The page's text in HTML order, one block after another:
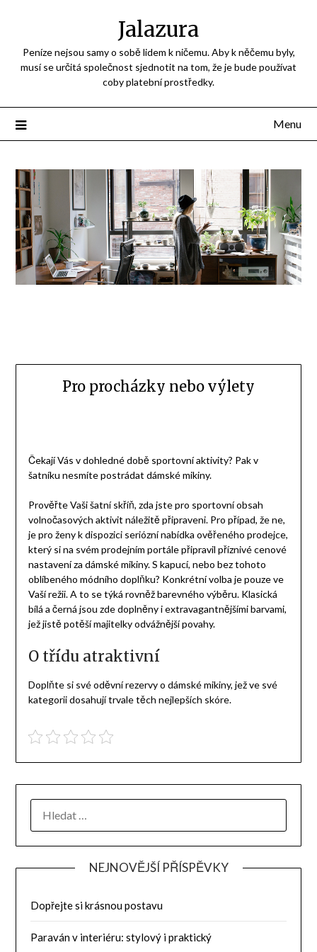
Jalazura
Peníze nejsou samy o sobě lidem k ničemu. Aby k něčemu byly,
musí se určitá společnost sjednotit na tom, že je bude používat
coby platební prostředky.
Menu
Pro procházky nebo výlety
Čekají Vás v dohledné době sportovní aktivity? Pak v
šatníku nesmíte postrádat dámské mikiny.
Prověřte Vaši šatní skříň, zda jste pro sportovní obsah
volnočasových aktivit náležitě připraveni. Pro případ, že ne,
je pro ženy k dispozici seriózní nabídka ověřeného prodejce,
který si na svém prodejním portále připravil příznivé cenové
nastavení za dámské mikiny. S kapucí, nebo bez tohoto
oblíbeného módního doplňku? Konkrétní volba je pouze ve
Vaší režii. A to se týká rovněž barevného výběru. Klasická
bílá a černá jsou zde doplněny i extravagantnějšími barvami,
jež jistě potěší majitelky odvážnější povahy.
O třídu atraktivní
Doplňte si své oděvní rezervy o dámské mikiny, jež ve své
kategorii dosahují trvale těch nejlepších skóre.
NEJNOVĚJŠÍ PŘÍSPĚVKY
Dopřejte si krásnou postavu
Paraván v interiéru: stylový i praktický